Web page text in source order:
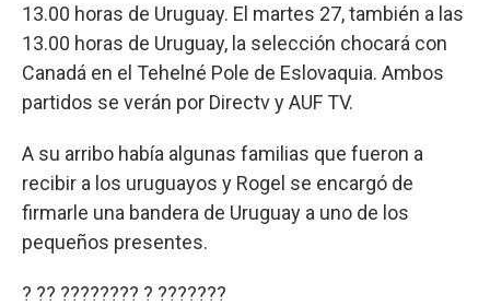
13.00 horas de Uruguay. El martes 27, también a las
13.00 horas de Uruguay, la selección chocará con
Canadá en el Tehelné Pole de Eslovaquia. Ambos
partidos se verán por Directv y AUF TV.
A su arribo había algunas familias que fueron a
recibir a los uruguayos y Rogel se encargó de
firmarle una bandera de Uruguay a uno de los
pequeños presentes.
? ?? ???????? ? ???????